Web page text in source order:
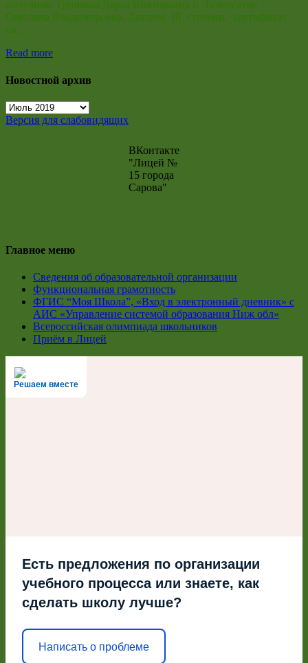
получили: Гришина Дарья Викторовна и Теленгатор
Светлана Владимировна, Диплом III степени, сертификат
на…
Read more
Новостной архив
Новостной
архив
Версия для слабовидящих
ВКонтакте
"Лицей №
15 города
Сарова"
Главное меню
Сведения об образовательной организации
Функциональная грамотность
ФГИС “Моя Школа”, «Вход в электронный дневник» с
АИС «Управление системой образования Ниж обл»
Всероссийская олимпиада школьников
Приём в Лицей
Решаем вместе
Есть предложения по организации
учебного процесса или знаете, как
сделать школу лучше?
Написать о проблеме